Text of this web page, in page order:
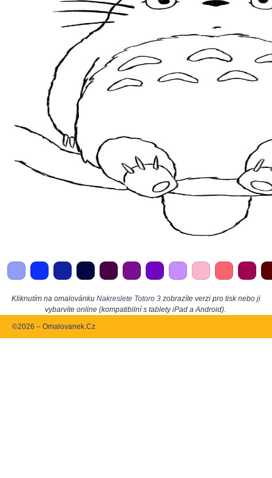
Kliknutím na omalovánku Nakreslete Totoro 3 zobrazíte verzi pro tisk nebo ji
vybarvíte online (kompatibilní s tablety iPad a Android).
©2026 – Omalovanek.Cz